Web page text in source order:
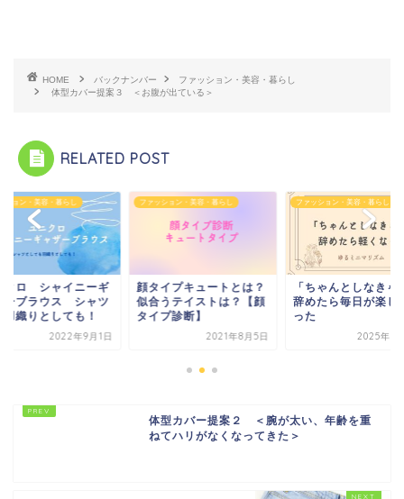
HOME バックナンバー
ファッション・美容・暮らし
体型カバー提案３ ＜お腹が出ている＞
RELATED POST
ション・美容・暮らし
イプキュートとは？
うテイストは？【顔
プ診断】
2021年8月5日
ファッション・美容・暮らし
「ちゃんとしなきゃ」を
辞めたら毎日が楽しくな
った
2025年9月17日
ファッション・美容・暮らし
ユニクロ シャイニ
ャザーブラウス シ
でも羽織りとしても
2022年9
体型カバー提案２ ＜腕が太い、年齢を重
ねてハリがなくなってきた＞